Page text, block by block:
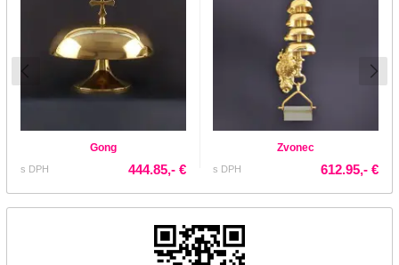
Gong
s DPH 444.85,- €
Zvonec
s DPH 612.95,- €